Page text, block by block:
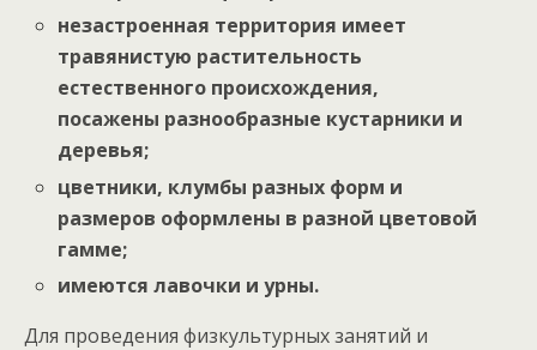
незастроенная территория имеет
травянистую растительность
естественного происхождения,
посажены разнообразные кустарники и
деревья;
цветники, клумбы разных форм и
размеров оформлены в разной цветовой
гамме;
имеются лавочки и урны.
Для проведения физкультурных занятий и